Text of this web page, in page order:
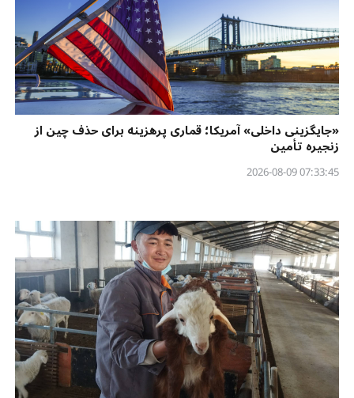
«جایگزینی داخلی» آمریکا؛ قماری پرهزینه برای حذف چین از
زنجیره تأمین
07:33:45 2026-08-09